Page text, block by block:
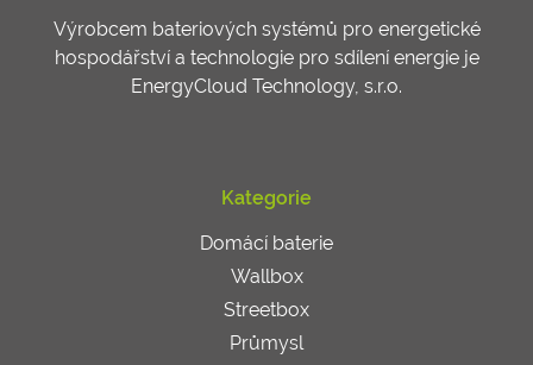
Výrobcem bateriových systémů pro energetické
hospodářství a technologie pro sdílení energie je
EnergyCloud Technology, s.r.o.
Kategorie
Domácí baterie
Wallbox
Streetbox
Průmysl